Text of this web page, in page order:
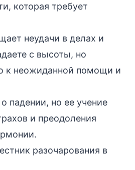
которая требует
неудачи в делах и
с высоты, но
к неожиданной помощи и
падении, но ее учение
и преодоления
разочарования в